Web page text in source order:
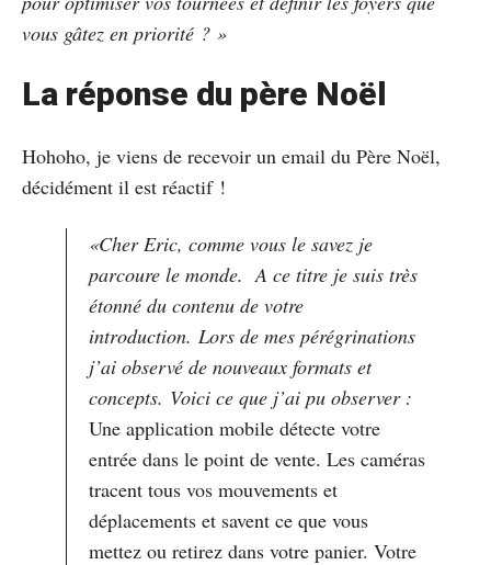
vous gâtez en priorité ? »
La réponse du père Noël
Hohoho, je viens de recevoir un email du Père Noël,
décidément il est réactif !
«Cher Eric, comme vous le savez je
parcoure le monde. A ce titre je suis très
étonné du contenu de votre
introduction. Lors de mes pérégrinations
j’ai observé de nouveaux formats et
concepts. Voici ce que j’ai pu observer :
Une application mobile détecte votre
entrée dans le point de vente. Les caméras
tracent tous vos mouvements et
déplacements et savent ce que vous
mettez ou retirez dans votre panier. Votre